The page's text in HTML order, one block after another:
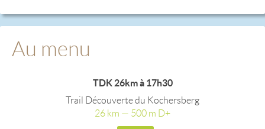
Au menu
TDK 26km à 17h30
Trail Découverte du Kochersberg
26 km — 500 m D+